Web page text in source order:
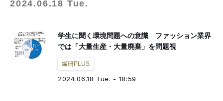
2024.06.18 Tue.
学生に聞く環境問題への意識 ファッション業界
では「大量生産・大量廃棄」を問題視
繊研PLUS
2024.06.18 Tue. - 18:59